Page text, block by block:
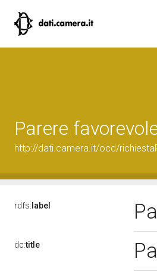
Parere
http://dati.camera.it/ocd/
rdfs: label
dc:title